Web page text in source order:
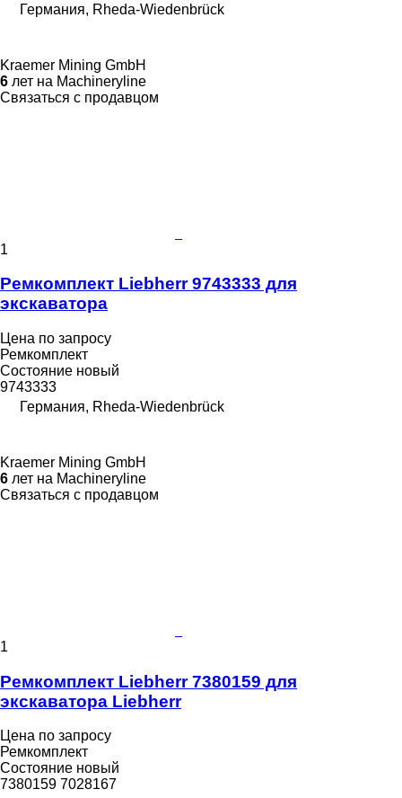
Германия, Rheda-Wiedenbrück
Kraemer Mining GmbH
6 лет на Machineryline
Связаться с продавцом
1
Ремкомплект Liebherr 9743333 для
экскаватора
Цена по запросу
Ремкомплект
Состояние новый
9743333
Германия, Rheda-Wiedenbrück
Kraemer Mining GmbH
6 лет на Machineryline
Связаться с продавцом
1
Ремкомплект Liebherr 7380159 для
экскаватора Liebherr
Цена по запросу
Ремкомплект
Состояние новый
7380159 7028167